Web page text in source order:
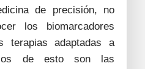
de precisión, no
los biomarcadores
terapias adaptadas a
de esto son las